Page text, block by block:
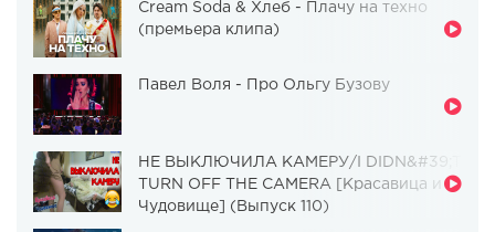
Cream Soda & Хлеб - Плачу на техно
(премьера клипа)
Павел Воля - Про Ольгу Бузову
НЕ ВЫКЛЮЧИЛА КАМЕРУ/I DIDN&#39;T
TURN OFF THE CAMERA [Красавица и
Чудовище] (Выпуск 110)